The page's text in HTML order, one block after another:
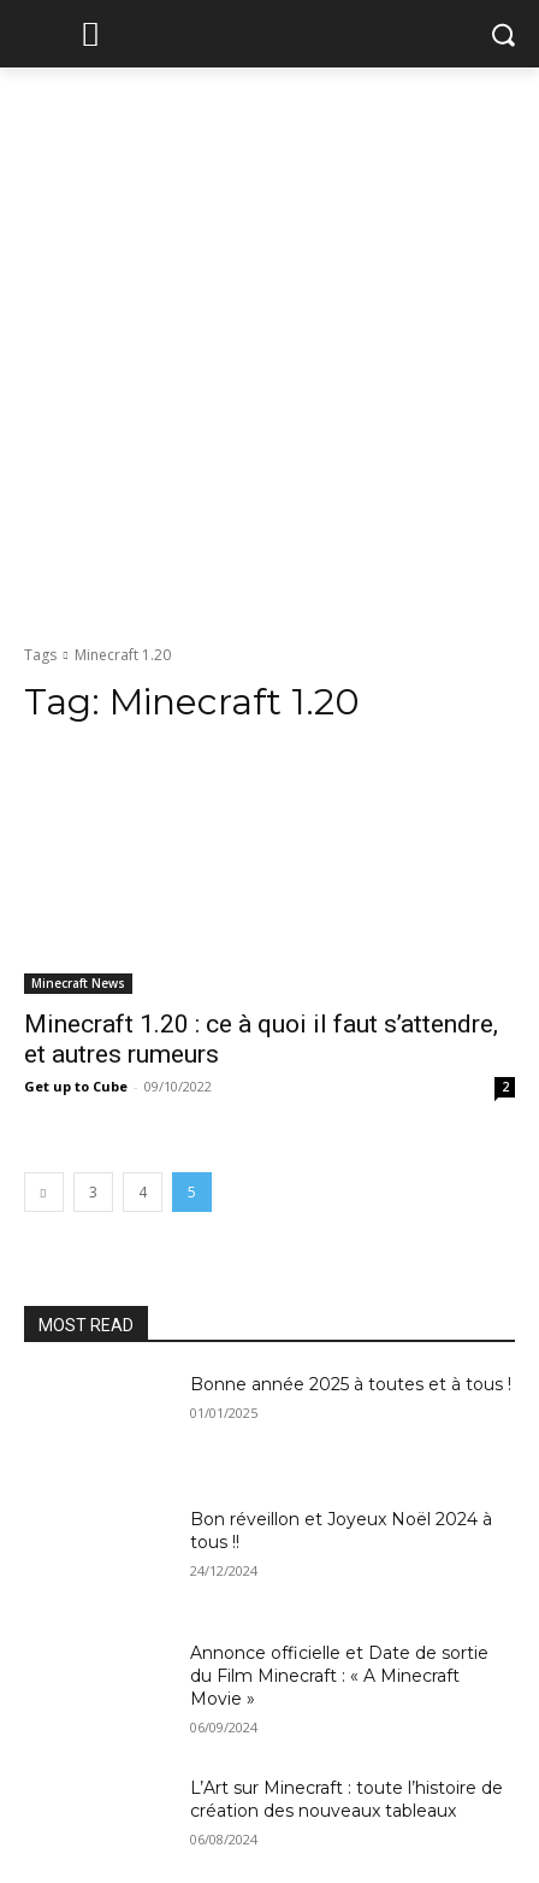
Tags Minecraft 1.20
Tag: Minecraft 1.20
Minecraft News
Minecraft 1.20 : ce à quoi il faut s’attendre,
et autres rumeurs
Get up to Cube - 09/10/2022 2
3 4 5
MOST READ
Bonne année 2025 à toutes et à tous !
01/01/2025
Bon réveillon et Joyeux Noël 2024 à
tous !!
24/12/2024
Annonce officielle et Date de sortie
du Film Minecraft : « A Minecraft
Movie »
06/09/2024
L’Art sur Minecraft : toute l’histoire de
création des nouveaux tableaux
06/08/2024